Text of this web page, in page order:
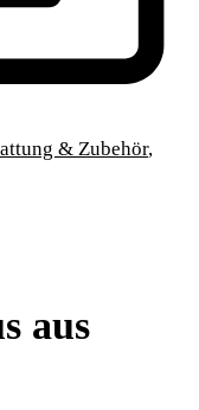
& Zubehör,
aus